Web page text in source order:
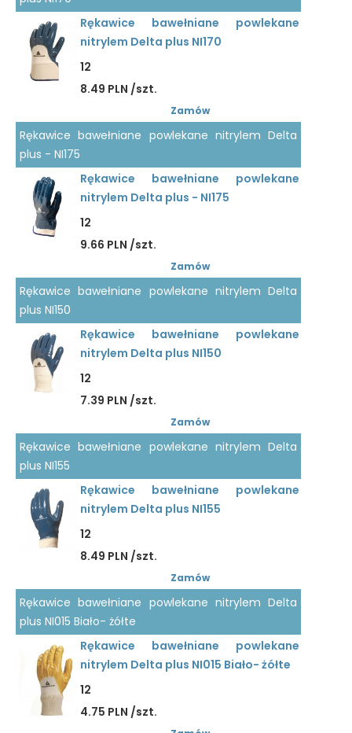
Rękawice bawełniane powlekane
nitrylem Delta plus NI170
12
8.49 PLN /szt.
Zamów
Rękawice bawełniane powlekane nitrylem Delta
plus - NI175
Rękawice bawełniane powlekane
nitrylem Delta plus - NI175
12
9.66 PLN /szt.
Zamów
Rękawice bawełniane powlekane nitrylem Delta
plus NI150
Rękawice bawełniane powlekane
nitrylem Delta plus NI150
12
7.39 PLN /szt.
Zamów
Rękawice bawełniane powlekane nitrylem Delta
plus NI155
Rękawice bawełniane powlekane
nitrylem Delta plus NI155
12
8.49 PLN /szt.
Zamów
Rękawice bawełniane powlekane nitrylem Delta
plus NI015 Biało- żółte
Rękawice bawełniane powlekane
nitrylem Delta plus NI015 Biało- żółte
12
4.75 PLN /szt.